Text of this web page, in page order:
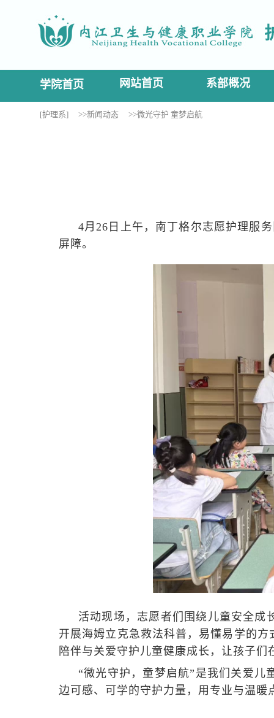
网站首页 系部概况
学院首页
[护理系] >>新闻动态 >>微光守护 童梦启航
4月26日上午，南丁格尔志愿护理服
屏障。
活动现场，志愿者们围绕儿童安全成
开展海姆立克急救法科普，易懂易学的
陪伴与关爱守护儿童健康成长，让孩子
“微光守护，童梦启航”是我们关爱儿
边可感、可学的守护力量，用专业与温暖